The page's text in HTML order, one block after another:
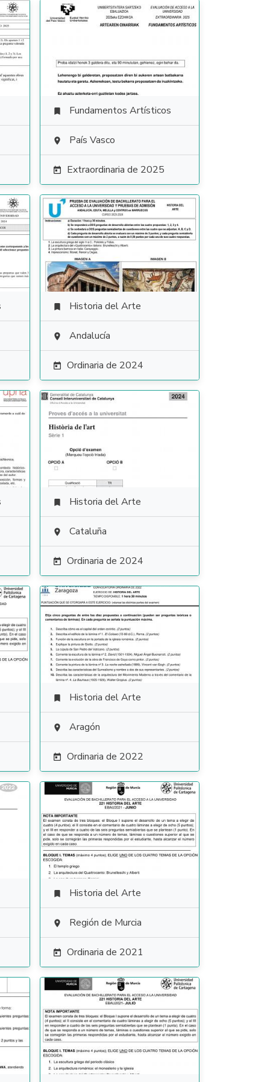
 Fundamentos Artísticos
 País Vasco
 Extraordinaria de 2025
 Historia del Arte
 Andalucía
 Ordinaria de 2024
 Historia del Arte
 Cataluña
 Ordinaria de 2024
 Historia del Arte
 Aragón
 Ordinaria de 2022
 Historia del Arte
 Región de Murcia
 Ordinaria de 2021